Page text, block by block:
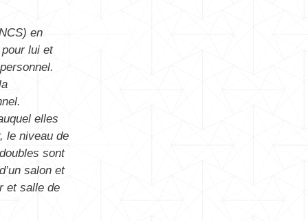
en
lui et
elles
le niveau de
sont
salon et
et salle de